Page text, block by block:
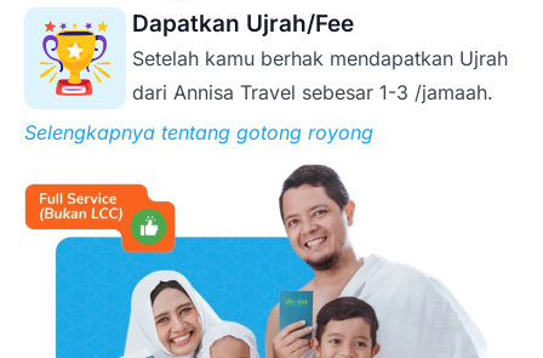
Dapatkan Ujrah/Fee
Setelah kamu berhak mendapatkan Ujrah
dari Annisa Travel sebesar 1-3 /jamaah.
Selengkapnya tentang gotong royong